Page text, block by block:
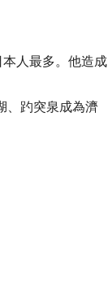
人最多。他造成
、趵突泉成為濟